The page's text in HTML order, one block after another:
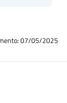
07/05/2025